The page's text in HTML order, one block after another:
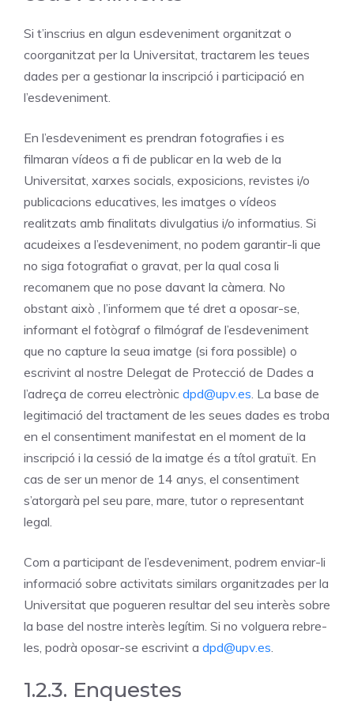
Si t’inscrius en algun esdeveniment organitzat o
coorganitzat per la Universitat, tractarem les teues
dades per a gestionar la inscripció i participació en
l’esdeveniment.
En l’esdeveniment es prendran fotografies i es
filmaran vídeos a fi de publicar en la web de la
Universitat, xarxes socials, exposicions, revistes i/o
publicacions educatives, les imatges o vídeos
realitzats amb finalitats divulgatius i/o informatius. Si
acudeixes a l’esdeveniment, no podem garantir-li que
no siga fotografiat o gravat, per la qual cosa li
recomanem que no pose davant la càmera. No
obstant això , l’informem que té dret a oposar-se,
informant el fotògraf o filmógraf de l’esdeveniment
que no capture la seua imatge (si fora possible) o
escrivint al nostre Delegat de Protecció de Dades a
l’adreça de correu electrònic dpd@upv.es. La base de
legitimació del tractament de les seues dades es troba
en el consentiment manifestat en el moment de la
inscripció i la cessió de la imatge és a títol gratuït. En
cas de ser un menor de 14 anys, el consentiment
s’atorgarà pel seu pare, mare, tutor o representant
legal.
Com a participant de l’esdeveniment, podrem enviar-li
informació sobre activitats similars organitzades per la
Universitat que pogueren resultar del seu interès sobre
la base del nostre interès legítim. Si no volguera rebre-
les, podrà oposar-se escrivint a dpd@upv.es.
1.2.3. Enquestes